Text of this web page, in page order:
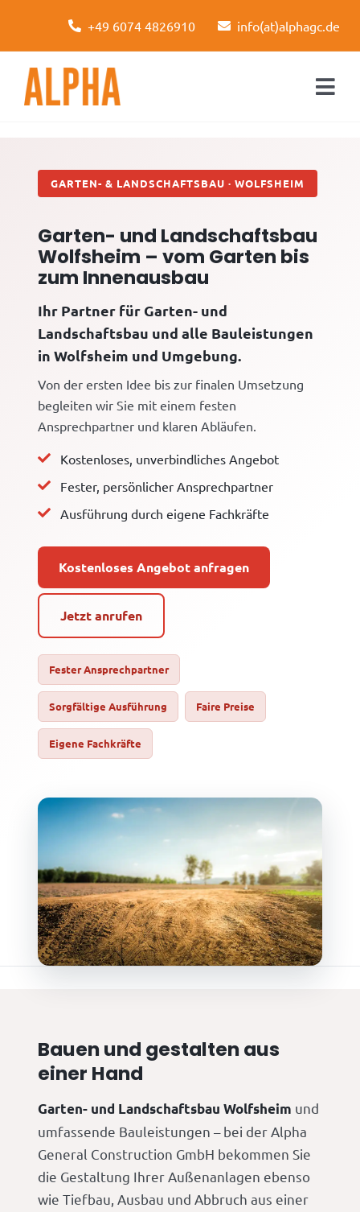
content
+49 6074 4826910 info(at)alphagc.de
Leistungen
Kontakt
GARTEN- & LANDSCHAFTSBAU · WOLFSHEIM
Garten- und Landschaftsbau
Wolfsheim – vom Garten bis
zum Innenausbau
Ihr Partner für Garten- und
Landschaftsbau und alle Bauleistungen
in Wolfsheim und Umgebung.
Von der ersten Idee bis zur finalen Umsetzung
begleiten wir Sie mit einem festen
Ansprechpartner und klaren Abläufen.
Kostenloses, unverbindliches Angebot
Fester, persönlicher Ansprechpartner
Ausführung durch eigene Fachkräfte
Kostenloses Angebot anfragen
Jetzt anrufen
Fester Ansprechpartner
Sorgfältige Ausführung Faire Preise
Eigene Fachkräfte
Bauen und gestalten aus
einer Hand
Garten- und Landschaftsbau Wolfsheim und
umfassende Bauleistungen – bei der Alpha
General Construction GmbH bekommen Sie
die Gestaltung Ihrer Außenanlagen ebenso
wie Tiefbau, Ausbau und Abbruch aus einer